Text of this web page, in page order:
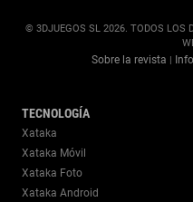
© 3DJUEGOS SL 2026. TODOS LOS
Sobre la revista |
TECNOLOGÍA
Xataka
Xataka Móvil
Xataka Foto
Xataka Android